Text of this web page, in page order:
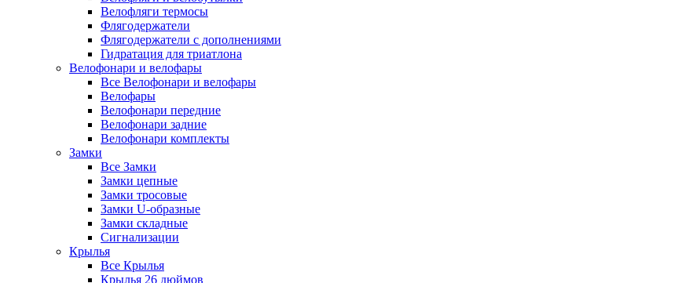
Велофляги термосы
Флягодержатели
Флягодержатели с дополнениями
Гидратация для триатлона
Велофонари и велофары
Все Велофонари и велофары
Велофары
Велофонари передние
Велофонари задние
Велофонари комплекты
Замки
Все Замки
Замки цепные
Замки тросовые
Замки U-образные
Замки складные
Сигнализации
Крылья
Все Крылья
Крылья 26 дюймов